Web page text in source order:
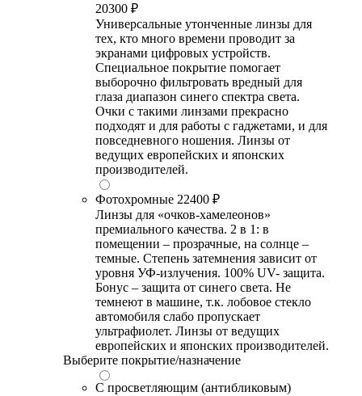
20300 ₽
Универсальные утонченные линзы для
тех, кто много времени проводит за
экранами цифровых устройств.
Специальное покрытие помогает
выборочно фильтровать вредный для
глаза диапазон синего спектра света.
Очки с такими линзами прекрасно
подходят и для работы с гаджетами, и для
повседневного ношения. Линзы от
ведущих европейских и японских
производителей.
Фотохромные 22400 ₽
Линзы для «очков-хамелеонов»
премиального качества. 2 в 1: в
помещении – прозрачные, на солнце –
темные. Степень затемнения зависит от
уровня УФ-излучения. 100% UV- защита.
Бонус – защита от синего света. Не
темнеют в машине, т.к. лобовое стекло
автомобиля слабо пропускает
ультрафиолет. Линзы от ведущих
европейских и японских производителей.
Выберите покрытие/назначение
С просветляющим (антибликовым)